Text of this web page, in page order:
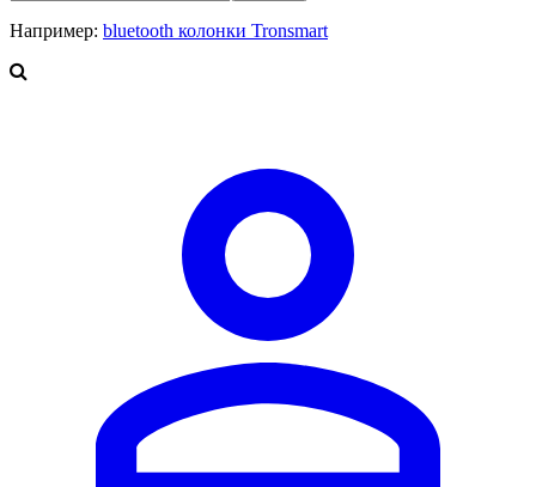
Например: bluetooth колонки Tronsmart